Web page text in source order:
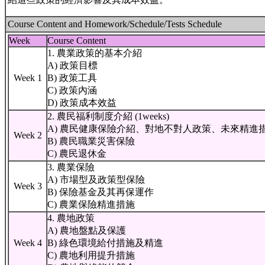
Course Content and Homework/Schedule/Tests Schedule
Week
Course Content
Week 1
1. 農業政策的基本介紹
A) 政策目標
B) 政策工具
C) 政策內涵
D) 政策成本效益
Week 2
2. 農民福利制度介紹 (1weeks)
A) 農民健康保險介紹、對地不對人政策、未來精進
B) 農民職業災害保險
C) 農民退休金
Week 3
3. 農業保險
A) 市場型及政策型保險
B) 保險基金及其再保運作
C) 農業保險精進措施
Week 4
4. 農地政策
A) 農地盤點及保護
B) 綠色環境給付措施及精進
C) 農地利用提升措施